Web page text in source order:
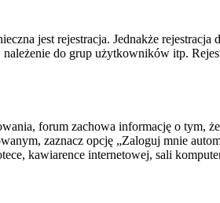
jest rejestracja. Jednakże
do grup użytkowników itp.
forum zachowa informację o tym,
zaznacz opcję „Zaloguj mnie
kawiarence internetowej, sali